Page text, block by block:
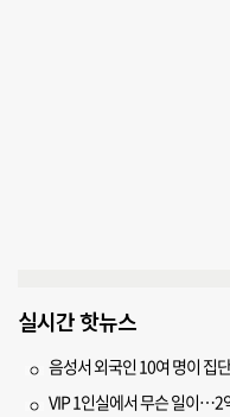
실시간 핫뉴스
음성서 외국인 10여 명이 집
VIP 1인실에서 무슨 일이…2